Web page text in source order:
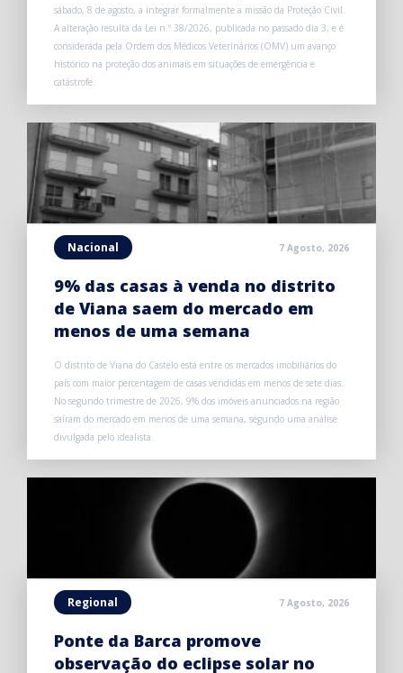
sábado, 8 de agosto, a integrar formalmente a missão da Proteção Civil.
A alteração resulta da Lei n.º 38/2026, publicada no passado dia 3, e é
considerada pela Ordem dos Médicos Veterinários (OMV) um avanço
histórico na proteção dos animais em situações de emergência e
catástrofe.
Nacional 7 Agosto, 2026
9% das casas à venda no distrito
de Viana saem do mercado em
menos de uma semana
O distrito de Viana do Castelo está entre os mercados imobiliários do
país com maior percentagem de casas vendidas em menos de sete dias.
No segundo trimestre de 2026, 9% dos imóveis anunciados na região
saíram do mercado em menos de uma semana, segundo uma análise
divulgada pelo idealista.
Regional 7 Agosto, 2026
Ponte da Barca promove
observação do eclipse solar no